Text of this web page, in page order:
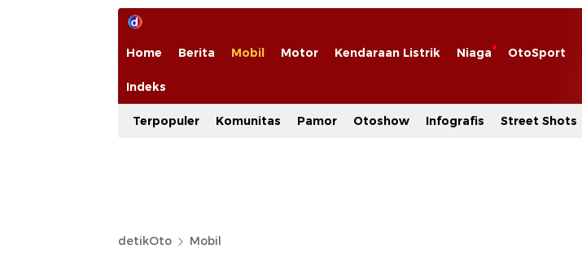
Home Berita Mobil Motor Kendaraan Listrik Niaga OtoSport
Indeks
Terpopuler Komunitas Pamor Otoshow Infografis Street Shots
detikOto Mobil